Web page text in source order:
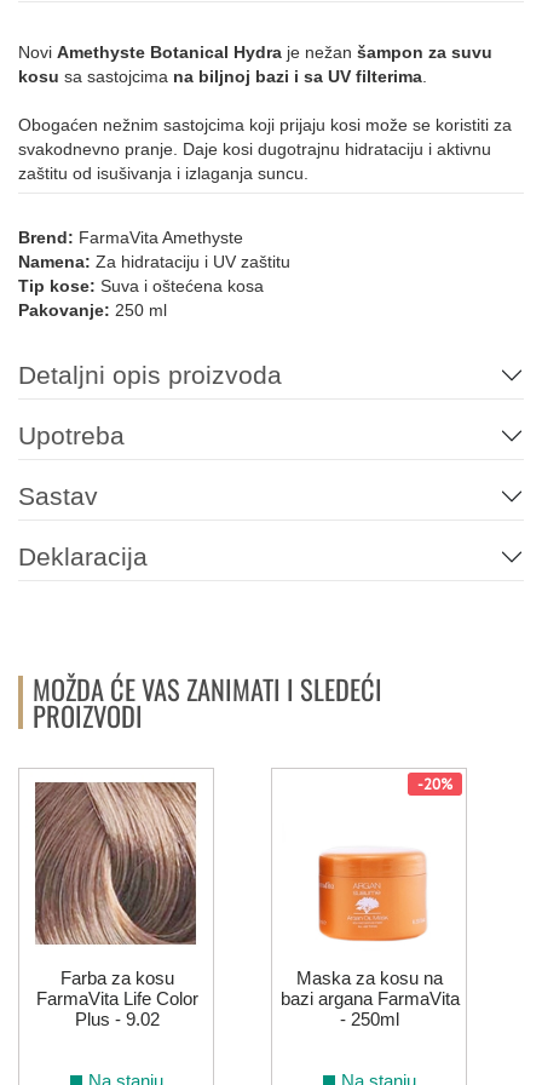
Novi Amethyste Botanical Hydra je nežan šampon za suvu
kosu sa sastojcima na biljnoj bazi i sa UV filterima.
Obogaćen nežnim sastojcima koji prijaju kosi može se koristiti za
svakodnevno pranje. Daje kosi dugotrajnu hidrataciju i aktivnu
zaštitu od isušivanja i izlaganja suncu.
Brend: FarmaVita Amethyste
Namena: Za hidrataciju i UV zaštitu
Tip kose: Suva i oštećena kosa
Pakovanje: 250 ml
Detaljni opis proizvoda
Upotreba
Sastav
Deklaracija
MOŽDA ĆE VAS ZANIMATI I SLEDEĆI
PROIZVODI
Farba za kosu
FarmaVita Life Color
Plus - 9.02
-20%
Maska za kosu na
bazi argana FarmaVita
- 250ml